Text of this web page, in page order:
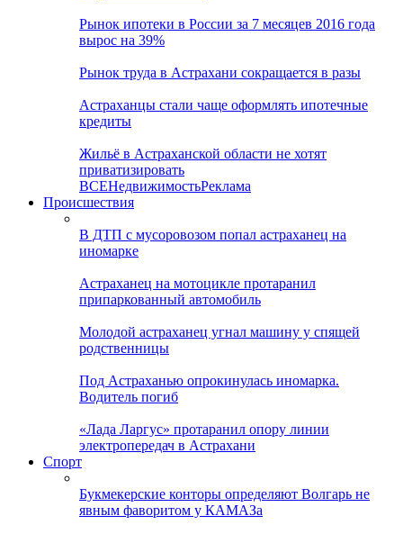
Рынок ипотеки в России за 7 месяцев 2016 года
вырос на 39%
Рынок труда в Астрахани сокращается в разы
Астраханцы стали чаще оформлять ипотечные
кредиты
Жильё в Астраханской области не хотят
приватизировать
ВСЕНедвижимостьРеклама
Происшествия
В ДТП с мусоровозом попал астраханец на
иномарке
Астраханец на мотоцикле протаранил
припаркованный автомобиль
Молодой астраханец угнал машину у спящей
родственницы
Под Астраханью опрокинулась иномарка.
Водитель погиб
«Лада Ларгус» протаранил опору линии
электропередач в Астрахани
Спорт
Букмекерские конторы определяют Волгарь не
явным фаворитом у КАМАЗа